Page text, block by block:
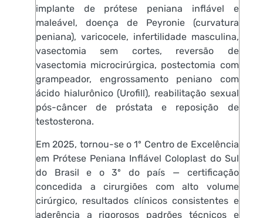
implante de prótese peniana inflável e
maleável, doença de Peyronie (curvatura
peniana), varicocele, infertilidade masculina,
vasectomia sem cortes, reversão de
vasectomia microcirúrgica, postectomia com
grampeador, engrossamento peniano com
ácido hialurônico (Urofill), reabilitação sexual
pós-câncer de próstata e reposição de
testosterona.
Em 2025, tornou-se o 1º Centro de Excelência
em Prótese Peniana Inflável Coloplast do Sul
do Brasil e o 3º do país — certificação
concedida a cirurgiões com alto volume
cirúrgico, resultados clínicos consistentes e
aderência a rigorosos padrões técnicos e